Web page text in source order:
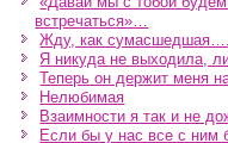
встречаться»…
Жду, как
Я никуда не выходила,
Теперь он держит меня
Нелюбимая
Взаимности я так и не
Если бы у нас все с ним